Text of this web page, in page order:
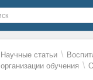
Научные статьи \
организации обучения \